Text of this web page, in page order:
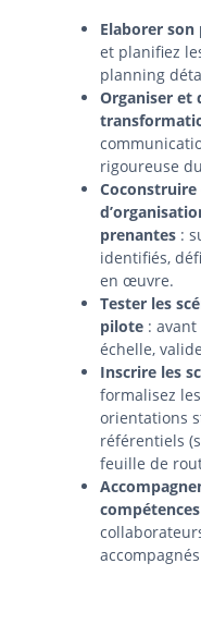
Elaborer son
et planifiez
planning
Organiser et
rigoureuse
Coconstruire
prenantes :
identifiés,
en œuvre.
Tester les
pilote :
échelle,
Inscrire les
formalisez
orientations
référentiels
feuille de